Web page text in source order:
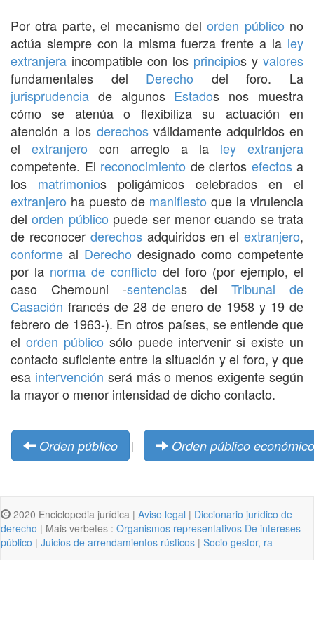
Por otra parte, el mecanismo delorden público no
actúa siempre con la misma fuerza frente a la ley
extranjera incompatible con los principios y valores
fundamentales del Derecho del foro. La
jurisprudencia de algunos Estados nos muestra
cómo se atenúa o flexibiliza su actuación en
atención a los derechosválidamente adquiridos en
el extranjero con arreglo a la ley extranjera
competente. El reconocimiento de ciertos efectosa
los matrimonios poligámicos celebrados en el
extranjero ha puesto de manifiesto que la virulencia
delorden público puede ser menor cuando se trata
de reconocer derechos adquiridos en el extranjero,
conforme al Derecho designado como competente
por la norma de conflicto del foro (por ejemplo, el
caso Chemouni -sentencias delTribunal de
Casación francés de 28 de enero de 1958 y 19 de
febrero de 1963-). En otros países, se entiende que
el orden público sólo puede intervenir si existe un
contacto suficiente entre la situación y el foro, y que
esa intervención será más o menos exigente según
la mayor o menor intensidad de dicho contacto.
Orden público | Orden público económico
2020 Enciclopedia jurídica | Aviso legal | Diccionario jurídico de
derecho | Mais verbetes : Organismos representativos De intereses
público | Juicios de arrendamientos rústicos | Socio gestor, ra